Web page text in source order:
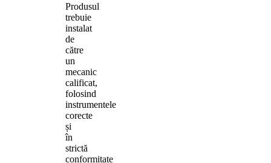
Produsul
trebuie
instalat
de
către
un
mecanic
calificat,
folosind
instrumentele
corecte
și
în
strictă
conformitate